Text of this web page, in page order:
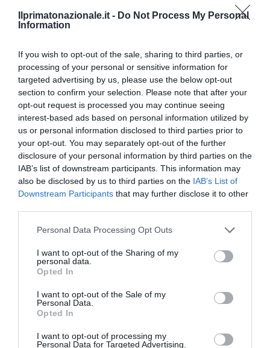
Ilprimatonazionale.it - Do Not Process My Personal
Information
If you wish to opt-out of the sale, sharing to third parties, or
processing of your personal or sensitive information for
targeted advertising by us, please use the below opt-out
section to confirm your selection. Please note that after your
opt-out request is processed you may continue seeing
interest-based ads based on personal information utilized by
us or personal information disclosed to third parties prior to
your opt-out. You may separately opt-out of the further
disclosure of your personal information by third parties on the
IAB’s list of downstream participants. This information may
also be disclosed by us to third parties on the IAB’s List of
Downstream Participants that may further disclose it to other
Please note that this website/app uses one or more Google
not limited to your visit or usage behaviour. You may click to
grant or deny consent to Google and its third-party tags to
use your data for below specified purposes in below Google
consent section.
Personal Data Processing Opt Outs
I want to opt-out of the Sharing of my
personal data.
Opted In
I want to opt-out of the Sale of my
Personal Data.
Opted In
I want to opt-out of processing my
Personal Data for Targeted Advertising.
Berlino 2006, una notte da campioni del mondo
18 Luglio 2026
15 Luglio 2026